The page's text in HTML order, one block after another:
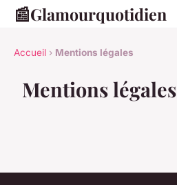
📰Glamourquotidien
Accueil › Mentions légales
Mentions légales